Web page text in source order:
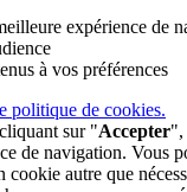
expérience de
à vos préférences
politique de cookies.
sur "Accepter",
de navigation. Vous
cookie autre que